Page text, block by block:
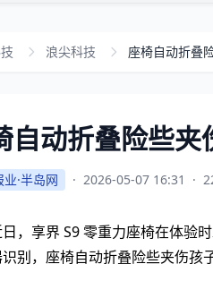
浪尖科技 座椅自动折叠
自动折叠险些
·半岛网 · 2026-05-07 16:31 ·
，享界 S9 零重力座椅在体验
别，座椅自动折叠险些夹伤孩